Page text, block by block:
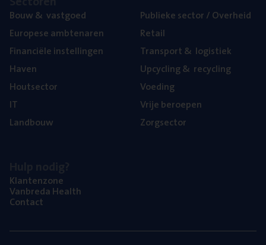
Bouw& vastgoed
Euro­pe­se ambtenaren
Finan­ci­ë­le instellingen
Haven
Hout­sec­tor
IT
Land­bouw
Publie­ke sec­tor / Overheid
Retail
Trans­port& logistiek
Upcy­cling& recycling
Voe­ding
Vrije beroe­pen
Zorg­sec­tor
Klan­ten­zo­ne
Van­b­re­da Health
Con­tact